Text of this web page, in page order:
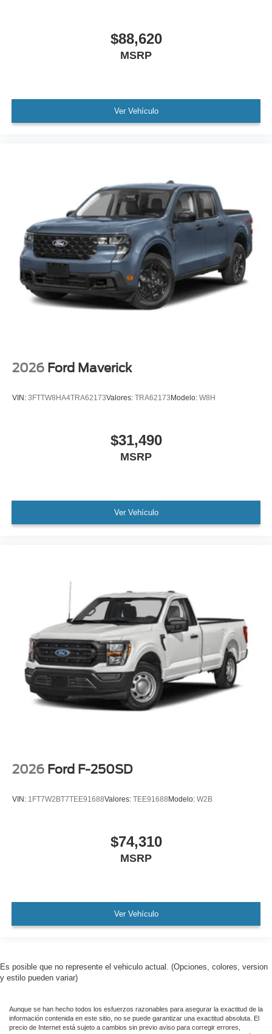
$88,620
MSRP
Ver Vehículo
2026 Ford Maverick
VIN: 3FTTW8HA4TRA62173Valores: TRA62173 Modelo: W8H
$31,490
MSRP
Ver Vehículo
2026 Ford F-250SD
VIN: 1FT7W2BT7TEE91688Valores: TEE91688 Modelo: W2B
$74,310
MSRP
Ver Vehículo
Es posible que no represente el vehiculo actual. (Opciones, colores, version
y estilo pueden variar)
Aunque se han hecho todos los esfuerzos razonables para asegurar la exactitud de la
información contenida en este sitio, no se puede garantizar una exactitud absoluta. El
precio de Internet está sujeto a cambios sin previo aviso para corregir errores,